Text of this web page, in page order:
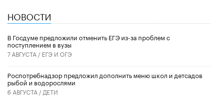
НОВОСТИ
В Госдуме предложили отменить ЕГЭ из-за проблем с
поступлением в вузы
7 АВГУСТА / ЕГЭ И ОГЭ
Роспотребнадзор предложил дополнить меню школ и детсадов
рыбой и водорослями
6 АВГУСТА / ДЕТИ